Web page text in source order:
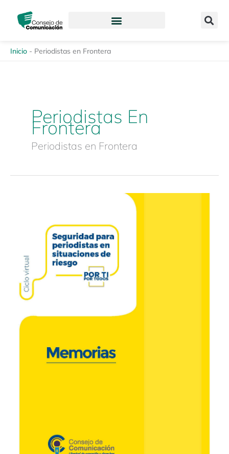
contenido
Inicio - Periodistas en Frontera
Periodistas En
Frontera
Periodistas en Frontera
situaciones
riesgo»